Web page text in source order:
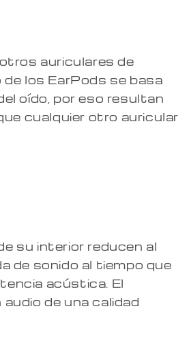
auriculares de
de los EarPods se basa
oído, por eso resultan
cualquier otro auricular
su interior reducen al
de sonido al tiempo que
acústica. El
de una calidad